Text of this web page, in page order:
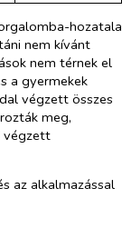
hozatala
nem kívánt
nem térnek el
a gyermekek
végzett összes
meg,
végzett
az alkalmazással